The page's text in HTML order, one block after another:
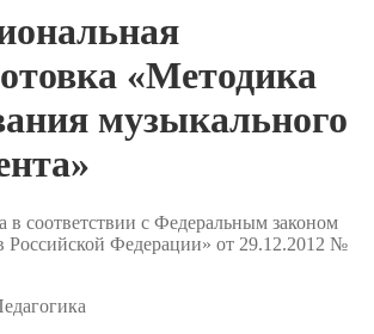
«Методика
музыкального
в соответствии с Федеральным законом
Российской Федерации» от 29.12.2012 №